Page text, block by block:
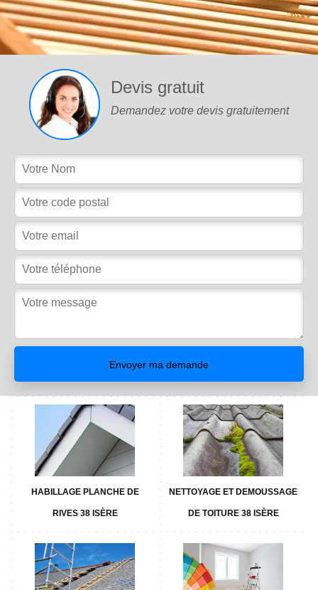
Devis gratuit
Demandez votre devis gratuitement
HABILLAGE PLANCHE DE
RIVES 38 ISÈRE
NETTOYAGE ET DEMOUSSAGE
DE TOITURE 38 ISÈRE